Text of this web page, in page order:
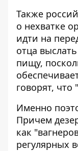
Также
о нехватке
идти на
отца
пищу,
говорят, что
Именно
Причем
как
регулярных